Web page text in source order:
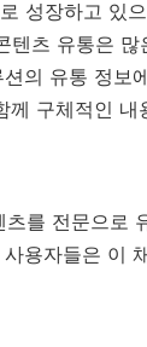
성장하고 있
텐츠 유통은
의 유통 정보
구체적인 내
를 전문으로
용자들은 이